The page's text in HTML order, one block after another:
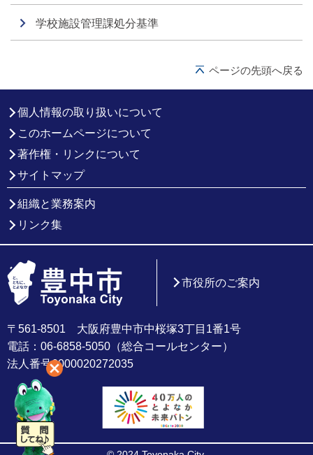
学校施設管理課処分基準
ページの先頭へ戻る
個人情報の取り扱いについて
このホームページについて
著作権・リンクについて
サイトマップ
組織と業務案内
リンク集
〒561-8501 大阪府豊中市中桜塚3丁目1番1号
電話：06-6858-5050（総合コールセンター）
法人番号6000020272035
市役所のご案内